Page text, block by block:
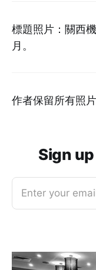
標題照片：關西
月。
作者保留所有照
Sign
Enter your